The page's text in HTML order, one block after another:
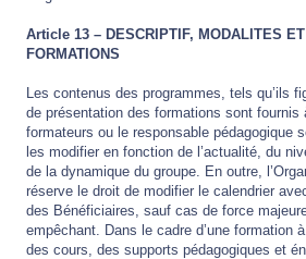
Article 13 – DESCRIPTIF, MODALITES
FORMATIONS
Les contenus des programmes, tels qu’ils
de présentation des formations sont fournis
formateurs ou le responsable pédagogique
les modifier en fonction de l’actualité, du
de la dynamique du groupe. En outre,
réserve le droit de modifier le calendrier
des Bénéficiaires, sauf cas de force
empêchant. Dans le cadre d’une formation
des cours, des supports pédagogiques et